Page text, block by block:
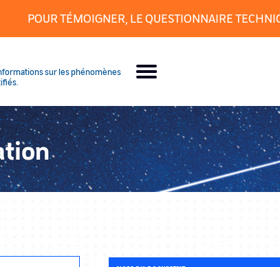
POUR TÉMOIGNER, LE QUESTIONNAIRE
sur les phénomènes